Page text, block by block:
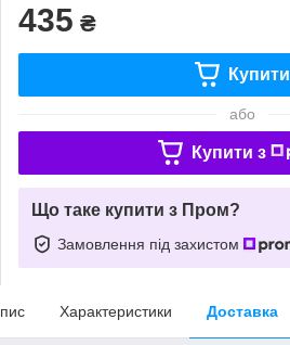
435 ₴
Купити
або
Купити з
Що таке купити з Пром?
Замовлення під захистом
Характеристики Доставка